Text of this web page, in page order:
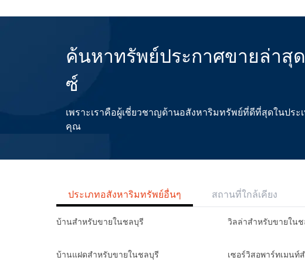
ค้นหาทรัพย์ประกาศขายล่าสุ
ซ์
เพราะเราคือผู้เชี่ยวชาญด้านอสังหาริมทรัพย์ที่ดีที่สุดในปร
คุณ
ประเภทอสังหาริมทรัพย์อื่นๆ สถานที่ใกล้เคียง
บ้านสำหรับขายในชลบุรี วิลล่าสำหรับขายใน
บ้านแฝดสำหรับขายในชลบุรี เซอร์วิสอพาร์ทเมน